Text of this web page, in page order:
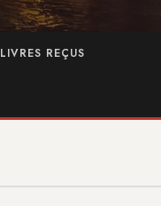
LIVRES REÇUS